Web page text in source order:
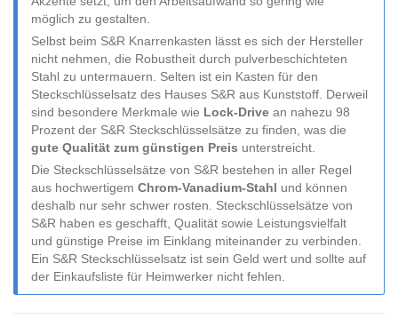
möglich zu gestalten.
Selbst beim S&R Knarrenkasten lässt es sich der Hersteller
nicht nehmen, die Robustheit durch pulverbeschichteten
Stahl zu untermauern. Selten ist ein Kasten für den
Steckschlüsselsatz des Hauses S&R aus Kunststoff. Derweil
sind besondere Merkmale wie Lock-Drive an nahezu 98
Prozent der S&R Steckschlüsselsätze zu finden, was die
gute Qualität zum günstigen Preis unterstreicht.
Die Steckschlüsselsätze von S&R bestehen in aller Regel
aus hochwertigem Chrom-Vanadium-Stahl und können
deshalb nur sehr schwer rosten. Steckschlüsselsätze von
S&R haben es geschafft, Qualität sowie Leistungsvielfalt
und günstige Preise im Einklang miteinander zu verbinden.
Ein S&R Steckschlüsselsatz ist sein Geld wert und sollte auf
der Einkaufsliste für Heimwerker nicht fehlen.